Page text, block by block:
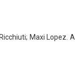
Maxi Lopez. A